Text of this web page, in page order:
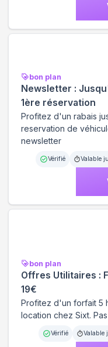
bon plan
Newsletter :
1ère réservation
Profitez d'un rabais
reservation de
newsletter
Vérifié Valable
bon plan
Offres Utilitaires :
19€
Profitez d'un forfait 5
location chez Sixt.
Vérifié Valable